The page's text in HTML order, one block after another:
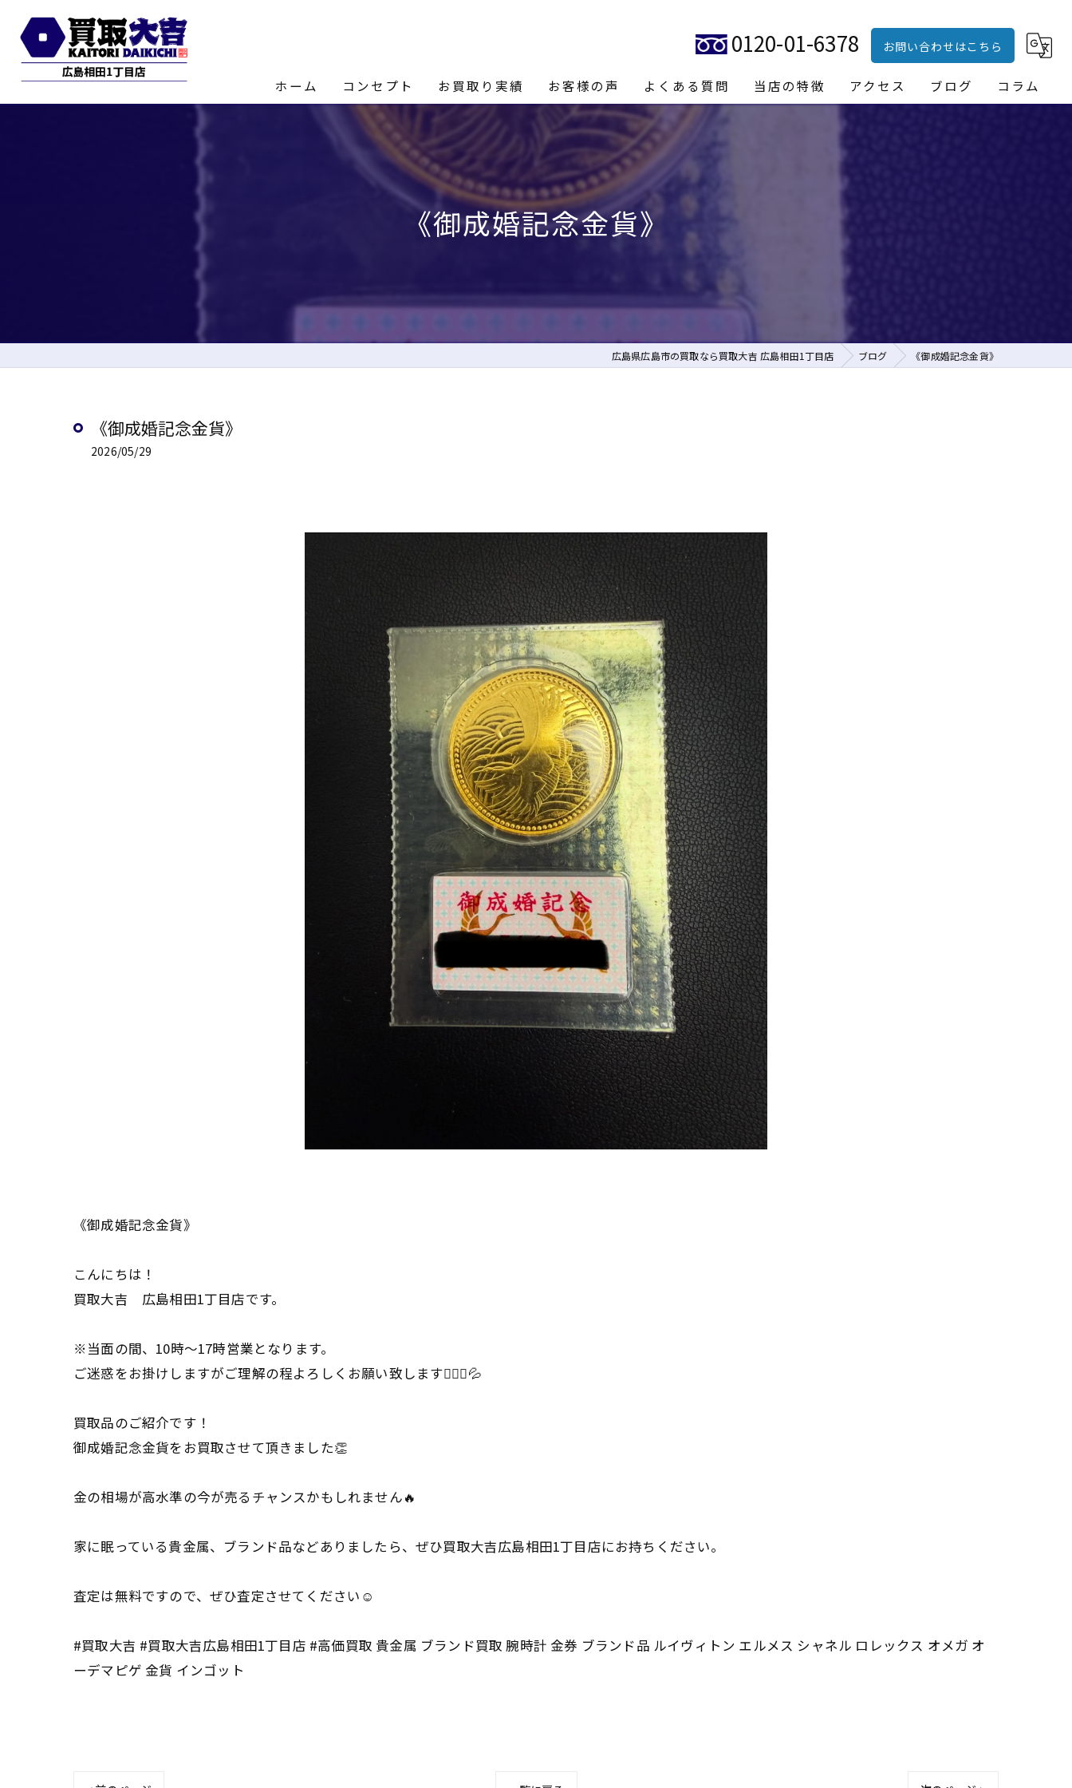
0120-01-6378 お問い合わせはこちら
ホーム コンセプト
店長あいさつ
お買取り実績 お客様の声 よくある質問 当店の特徴 アクセス ブログ コラム
《御成婚記念金貨》
広島県広島市の買取なら買取大吉 広島相田1丁目店 ブログ 《御成婚記念金貨》
《御成婚記念金貨》
2026/05/29
《御成婚記念金貨》
こんにちは！
買取大吉 広島相田1丁目店です。
※当面の間、10時〜17時営業となります。
ご迷惑をお掛けしますがご理解の程よろしくお願い致します🙇🏻‍♀️💦
買取品のご紹介です！
御成婚記念金貨をお買取させて頂きました👏
金の相場が高水準の今が売るチャンスかもしれません🔥
家に眠っている貴金属、ブランド品などありましたら、ぜひ買取大吉広島相田1丁目店にお持ちください。
査定は無料ですので、ぜひ査定させてください☺️
#買取大吉 #買取大吉広島相田1丁目店 #高価買取 貴金属 ブランド買取 腕時計 金券 ブランド品 ルイヴィトン エルメス シャネル ロレックス オメガ オ
ーデマピゲ 金貨 インゴット